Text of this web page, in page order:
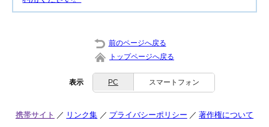
前のページへ戻る
トップページへ戻る
表示 PC スマートフォン
携帯サイト リンク集 プライバシーポリシー 著作権について